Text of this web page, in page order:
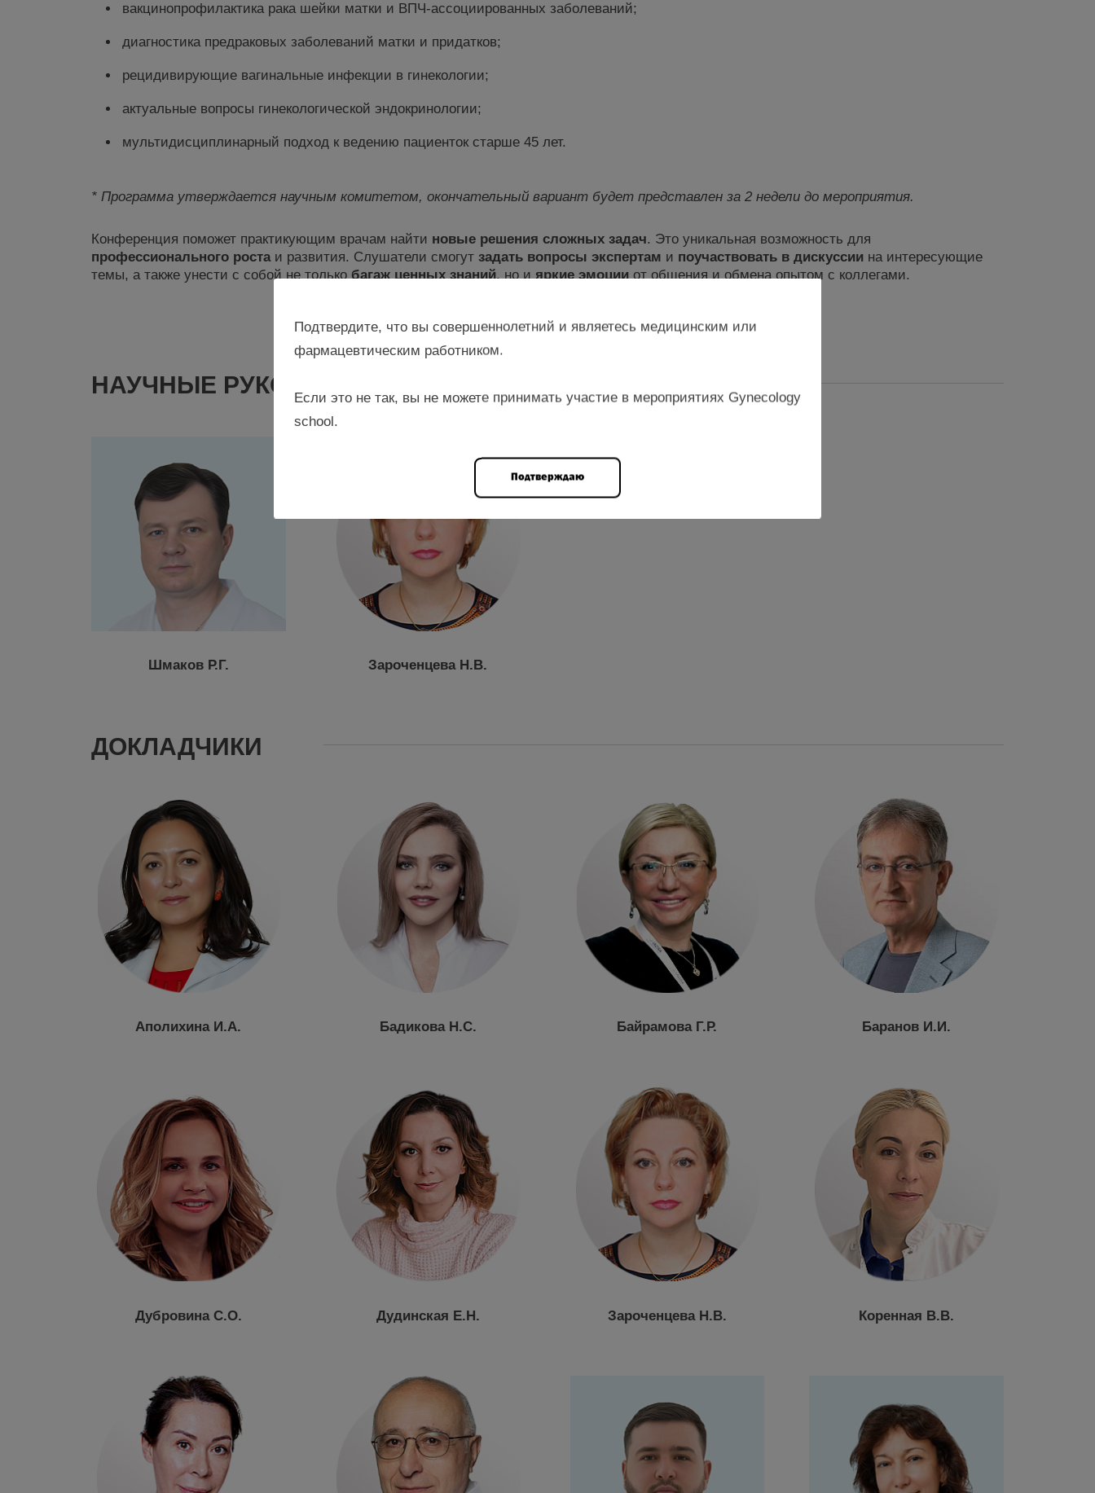
вакцинопрофилактика рака шейки матки и ВПЧ-ассоциированных заболеваний;
диагностика предраковых заболеваний матки и придатков;
рецидивирующие вагинальные инфекции в гинекологии;
актуальные вопросы гинекологической эндокринологии;
мультидисциплинарный подход к ведению пациенток старше 45 лет.
* Программа утверждается научным комитетом, окончательный вариант будет представлен за 2 недели до мероприятия.
Конференция поможет практикующим врачам найти новые решения сложных задач. Это уникальная возможность для
профессионального роста и развития. Слушатели смогут задать вопросы экспертам и поучаствовать в дискуссии на интересующие
темы, а также унести с собой не толькобагаж ценных знаний, но ияркие эмоцииот общения и обмена опытом с коллегами.
Не упустите возможность усовершенствовать свои знания!
НАУЧНЫЕ РУКОВОДИТЕЛИ
Шмаков Р.Г. Зароченцева Н.В.
ДОКЛАДЧИКИ
Аполихина И.А. Бадикова Н.С. Байрамова Г.Р. Баранов И.И.
Дубровина С.О. Дудинская Е.Н. Зароченцева Н.В. Коренная В.В.
Подтвердите, что вы совершеннолетний и являетесь медицинским или
фармацевтическим работником.
Если это не так, вы не можете принимать участие в мероприятиях Gynecology
school.
Подтверждаю